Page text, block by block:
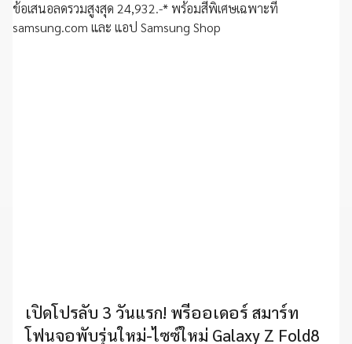
เปิดโปรลับ 3 วันแรก! พรีออเดอร์ สมาร์ท
โฟนจอพับรุ่นใหม่-ไซซ์ใหม่ Galaxy Z Fold8